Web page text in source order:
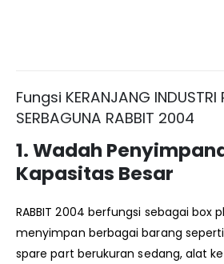
Fungsi KERANJANG INDUSTRI
SERBAGUNA RABBIT 2004
1. Wadah
Kapasitas Besar
RABBIT 2004 berfungsi sebagai box
menyimpan berbagai barang
spare part berukuran sedang, alat